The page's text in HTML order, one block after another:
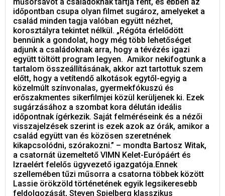
időpontban csupa olyan filmet sugároz, amelyeket a
család minden tagja valóban együtt nézhet,
korosztályra tekintet nélkül. „Régóta érlelődött
bennünk a gondolat, hogy még több lehetőséget
adjunk a családoknak arra, hogy a tévézés igazi
együtt töltött program legyen. Amikor nekifogtunk a
tartalom összeállításának, akkor azt tartottuk szem
előtt, hogy a vetítendő alkotások egytől-egyig a
közelmúlt színvonalas, gyermekfókuszú és
erőszakmentes sikerfilmjei közül kerüljenek ki. Ezek
sugárzásához a szombat kora délután ideális
időpontnak ígérkezik. Saját felméréseink és a nézői
visszajelzések szerint is ezek azok az órák, amikor a
család együtt van és közösen szeretnének
kikapcsolódni, szórakozni.” – mondta Bartosz Witak,
a csatornát üzemeltető VIMN Kelet-Európáért és
Izraelért felelős ügyvezető igazgatója.Ennek
szellemében tűzi műsorra a csatorna többek között
Lassie örökzöld történetének egyik legsikeresebb
feldolgozását, Steven Spielberg klasszikus